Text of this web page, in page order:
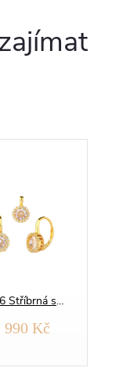
13506 Stříbrná souprava KULATÁ zlacená
990 Kč